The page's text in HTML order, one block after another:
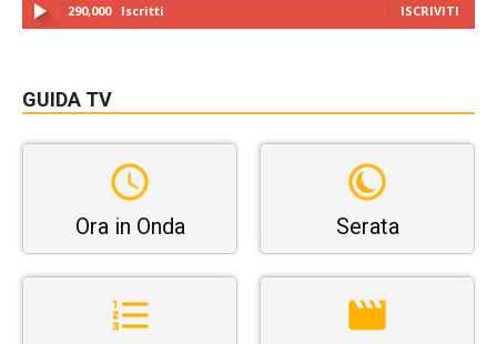
290,000 Iscritti ISCRIVITI
GUIDA TV
Ora in Onda Serata